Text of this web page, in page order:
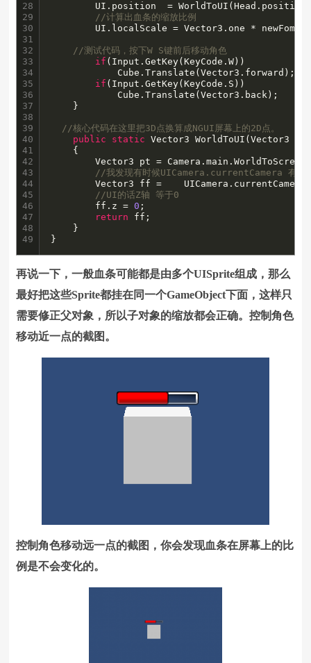
28
29
30
31
32
33
34
35
36
37
38
39
40
41
42
43
44
45
46
47
48
49
//计算出血条的缩放比例
//测试代码，按下W S键前后移动角色
if (Input.GetKey(KeyCode.W))
if (Input.GetKey(KeyCode.S))
//核心代码在这里把3D点换算成NGUI屏幕上的2D点。
public
static Vector3 WorldToUI(Vector3
		Vector3 pt = Camera.main.WorldToScreenPoint(point);
//我发现有时候UICamera.currentCamera 有时
		Vector3 ff = 	UICamera.currentCamera.ScreenToWorldPoint(pt);
//UI的话Z轴 等于0
		ff.z =
0 ;
return ff;
}
再说一下，一般血条可能都是由多个UISprite组成，那么
最好把这些Sprite都挂在同一个GameObject下面，这样只
需要修正父对象，所以子对象的缩放都会正确。控制角色
移动近一点的截图。
控制角色移动远一点的截图，你会发现血条在屏幕上的比
例是不会变化的。